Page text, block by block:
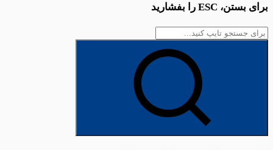
برای بستن، ESC را بفشارید